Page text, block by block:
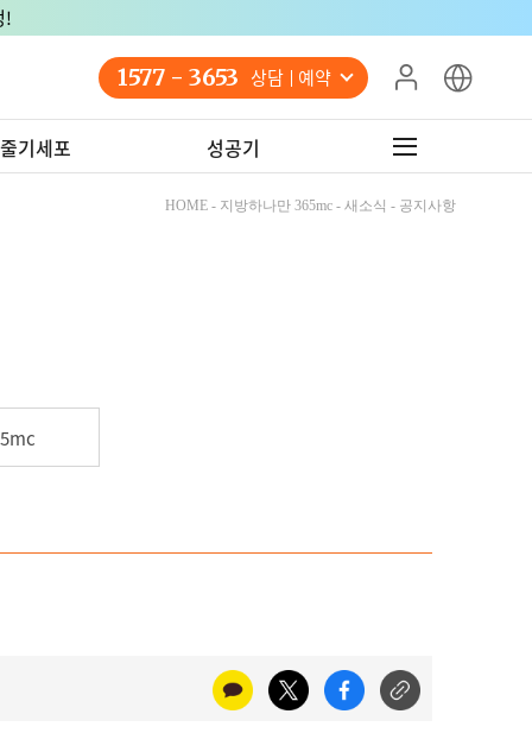
!
1577 - 3653 상담 예약
기세포 성공기
HOME - 지방하나만 365mc - 새소식 - 공지사항